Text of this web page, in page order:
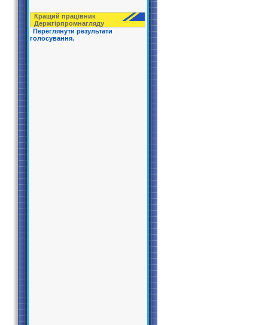
Кращий працівник
Держгірпрoмнагляду
Переглянути результати
голосування.